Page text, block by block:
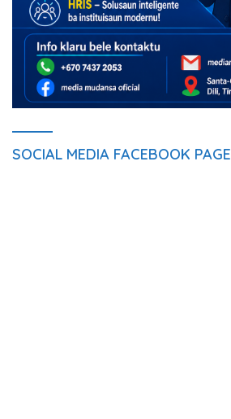
SOCIAL MEDIA FACEBOOK PAGE